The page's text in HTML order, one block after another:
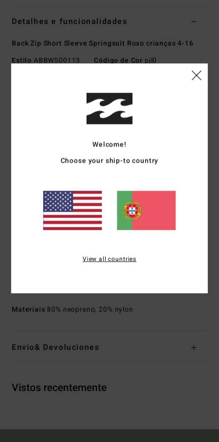
Detalhes e funcionalidades
Back Zip Short Sleeve Springsuit Roxo crianças 4-16
EstiloABBW500113 Código de Corpjl0
Coleção Foil
Exterior de mistura de Superflex, neoprene, nylon
Tecido interior de jérsei elástico de silicone
Pneus de automóveis reaproveitados e desperdícios de
superior com uma elasticidade leve
Parcialmente reciclado
Costuras exteriores: Costuras flatlock fixas, mas não
Materiais 80% neopreno, 20% nylon
Envio& Devoluciones
Vistos recentemente
Welcome!
Choose your ship-to country
View all countries